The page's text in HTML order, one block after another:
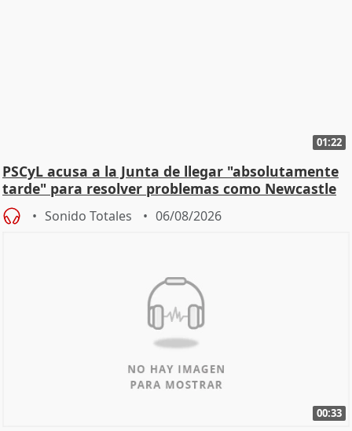
01:22
PSCyL acusa a la Junta de llegar "absolutamente
tarde" para resolver problemas como Newcastle
Sonido Totales 06/08/2026
00:33